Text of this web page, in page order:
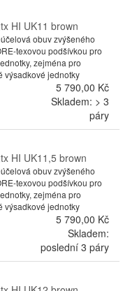
HI UK11 brown
obuv zvýšeného
texovou podšívkou pro
zejména pro
výsadkové jednotky
5 790,00 Kč
Skladem: > 3
páry
HI UK11,5 brown
obuv zvýšeného
texovou podšívkou pro
zejména pro
výsadkové jednotky
5 790,00 Kč
Skladem:
poslední 3 páry